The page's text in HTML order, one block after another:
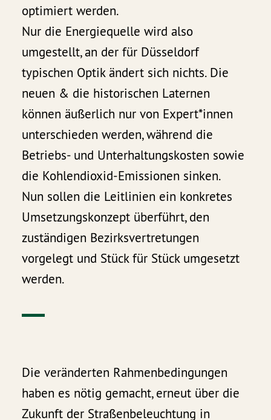
optimiert werden.
Nur die Energiequelle wird also
umgestellt, an der für Düsseldorf
typischen Optik ändert sich nichts. Die
neuen & die historischen Laternen
können äußerlich nur von Expert*innen
unterschieden werden, während die
Betriebs- und Unterhaltungskosten sowie
die Kohlendioxid-Emissionen sinken.
Nun sollen die Leitlinien ein konkretes
Umsetzungskonzept überführt, den
zuständigen Bezirksvertretungen
vorgelegt und Stück für Stück umgesetzt
werden.
Die veränderten Rahmenbedingungen
haben es nötig gemacht, erneut über die
Zukunft der Straßenbeleuchtung in